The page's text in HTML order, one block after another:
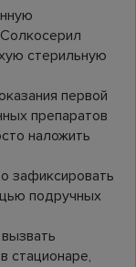
стерильную
первой
препаратов
наложить
зафиксировать
подручных
стационаре,